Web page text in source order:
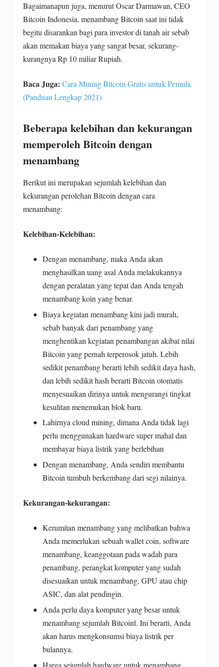
Bagaimanapun juga, menurut Oscar Darmawan, CEO
Bitcoin Indonesia, menambang Bitcoin saat ini tidak
begitu disarankan bagi para investor di tanah air sebab
akan memakan biaya yang sangat besar, sekurang-
kurangnya Rp 10 miliar Rupiah.
Baca Juga: Cara Mining Bitcoin Gratis untuk Pemula
(Panduan Lengkap 2021)
Beberapa kelebihan dan kekurangan
memperoleh Bitcoin dengan
menambang
Berikut ini merupakan sejumlah kelebihan dan
kekurangan perolehan Bitcoin dengan cara
menambang:
Kelebihan-Kelebihan:
Dengan menambang, maka Anda akan
menghasilkan uang asal Anda melakukannya
dengan peralatan yang tepat dan Anda tengah
menambang koin yang benar.
Biaya kegiatan menambang kini jadi murah,
sebab banyak dari penambang yang
menghentikan kegiatan penambangan akibat nilai
Bitcoin yang pernah terperosok jatuh. Lebih
sedikit penambang berarti lebih sedikit daya hash,
dan lebih sedikit hash berarti Bitcoin otomatis
menyesuaikan dirinya untuk mengurangi tingkat
kesulitan menemukan blok baru.
Lahirnya cloud mining, dimana Anda tidak lagi
perlu menggunakan hardware super mahal dan
membayar biaya listrik yang berlebihan
Dengan menambang, Anda sendiri membantu
Bitcoin tumbuh berkembang dari segi nilainya.
Kekurangan-kekurangan:
Kerumitan menambang yang melibatkan bahwa
Anda memerlukan sebuah wallet coin, software
menambang, keanggotaan pada wadah para
penambang, perangkat komputer yang sudah
disesuaikan untuk menambang, GPU atau chip
ASIC, dan alat pendingin.
Anda perlu daya komputer yang besar untuk
menambang sejumlah Bitcoinl. Ini berarti, Anda
akan harus mengkonsumsi biaya listrik per
bulannya.
Harga sejumlah hardware untuk menambang
dana, dan instrumen keuangan atau cryptocurrency lainnya
kehilangan sebagian atau seluruh modal Anda, sehingga
trading tidak cocok untuk semua investor. Tanggung jawab
dan segala keputusan ada pada Anda sendiri. Informasi
disajikan sebaik mungkin, namun tidak menjamin 100%
keakurasian. Kami tidak menjamin kualitas materi promosi
oleh pihak ketiga berupa iklan berbayar, banner, dll.
Disclaimer|Kebijakan Privasi| Tentang Kami|
Copyright @2021 Easylabur All rights reserved.